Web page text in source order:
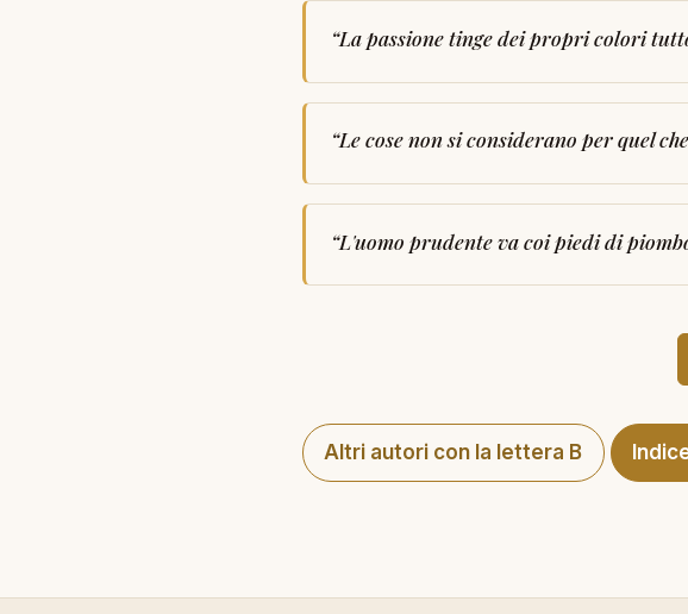
“La passione tinge dei propri colori
“Le cose non si considerano per quel
“L'uomo prudente va coi piedi di
Altri autori con la lettera B